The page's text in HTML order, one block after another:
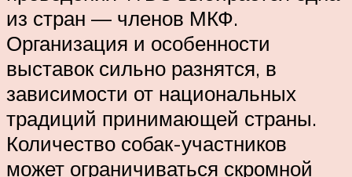
из стран — членов МКФ.
Организация и особенности
выставок сильно разнятся, в
зависимости от национальных
традиций принимающей страны.
Количество собак-участников
может ограничиваться скромной